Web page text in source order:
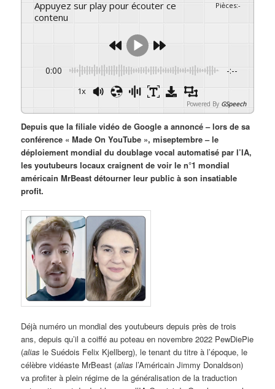
Appuyez sur play pour écouter ce
contenu
Pièces:-
0:00 -:--
1x
Powered By GSpeech
Depuis que la filiale vidéo de Google a annoncé – lors de sa
conférence « Made On YouTube », miseptembre – le
déploiement mondial du doublage vocal automatisé par l’IA,
les youtubeurs locaux craignent de voir le n°1 mondial
américain MrBeast détourner leur public à son insatiable
profit.
Déjà numéro un mondial des youtubeurs depuis près de trois
ans, depuis qu’il a coiffé au poteau en novembre 2022 PewDiePie
(alias le Suédois Felix Kjellberg), le tenant du titre à l’époque, le
célèbre vidéaste MrBeast (alias l’Américain Jimmy Donaldson)
va profiter à plein régime de la généralisation de la traduction